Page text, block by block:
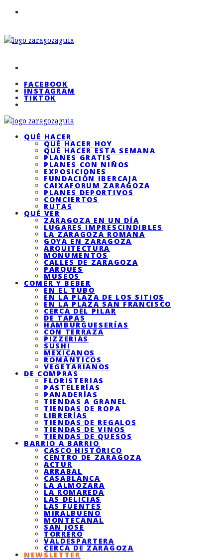
FACEBOOK
INSTAGRAM
TIKTOK
QUÉ HACER
QUÉ HACER HOY
QUÉ HACER ESTA SEMANA
PLANES GRATIS
PLANES CON NIÑOS
EXPOSICIONES
FUNDACIÓN IBERCAJA
CAIXAFORUM ZARAGOZA
PLANES DEPORTIVOS
CONCIERTOS
RUTAS
QUÉ VER
ZARAGOZA EN UN DÍA
LUGARES IMPRESCINDIBLES
LA ZARAGOZA ROMANA
GOYA EN ZARAGOZA
ARQUITECTURA
MONUMENTOS
CALLES DE ZARAGOZA
PARQUES
MUSEOS
COMER Y BEBER
EN EL TUBO
EN LA PLAZA DE LOS SITIOS
EN LA PLAZA SAN FRANCISCO
CERCA DEL PILAR
DE TAPAS
HAMBURGUESERÍAS
CON TERRAZA
PIZZERÍAS
SUSHI
MEXICANOS
ROMÁNTICOS
VEGETARIANOS
DE COMPRAS
FLORISTERIAS
PASTELERÍAS
PANADERÍAS
TIENDAS A GRANEL
TIENDAS DE ROPA
LIBRERÍAS
TIENDAS DE REGALOS
TIENDAS DE VINOS
TIENDAS DE QUESOS
BARRIO A BARRIO
CASCO HISTÓRICO
CENTRO DE ZARAGOZA
ACTUR
ARRABAL
CASABLANCA
LA ALMOZARA
LA ROMAREDA
LAS DELICIAS
LAS FUENTES
MIRALBUENO
MONTECANAL
SAN JOSÉ
TORRERO
VALDESPARTERA
CERCA DE ZARAGOZA
NEWSLETTER